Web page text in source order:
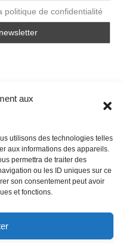
aux
utilisons des technologies telles
aux informations des appareils.
permettra de traiter des
ou les ID uniques sur ce
son consentement peut avoir
et fonctions.
politique de confidentialité
légales
Mon compte
Politique de cookies (UE)